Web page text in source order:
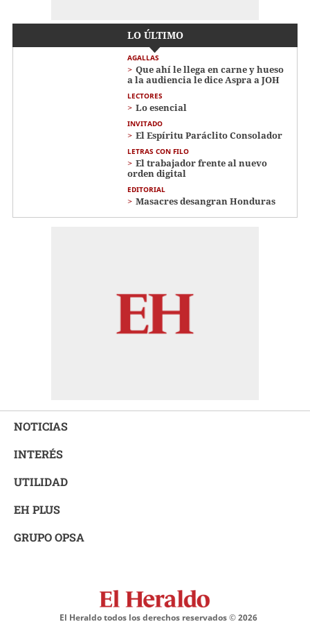
LO ÚLTIMO
AGALLAS
Que ahí le llega en carne y hueso
a la audiencia le dice Aspra a JOH
LECTORES
Lo esencial
INVITADO
El Espíritu Paráclito Consolador
LETRAS CON FILO
El trabajador frente al nuevo
orden digital
EDITORIAL
Masacres desangran Honduras
NOTICIAS
INTERÉS
UTILIDAD
EH PLUS
GRUPO OPSA
El Heraldo todos los derechos reservados ©2026